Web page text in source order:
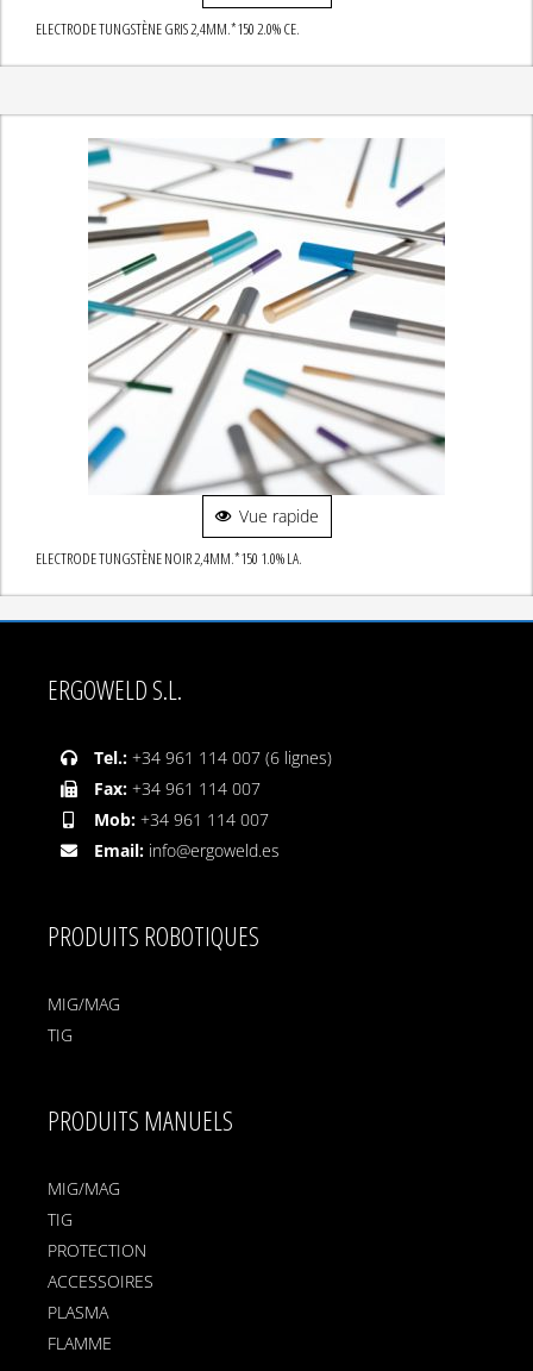
ELECTRODE TUNGSTÈNE GRIS 2,4MM.*150 2.0% CE.
Vue rapide
ELECTRODE TUNGSTÈNE NOIR 2,4MM.*150 1.0% LA.
ERGOWELD S.L.
Tel.: +34 961 114 007 (6 lignes)
Fax: +34 961 114 007
Mob: +34 961 114 007
Email: info@ergoweld.es
PRODUITS ROBOTIQUES
MIG/MAG
TIG
PRODUITS MANUELS
MIG/MAG
TIG
PROTECTION
ACCESSOIRES
PLASMA
FLAMME